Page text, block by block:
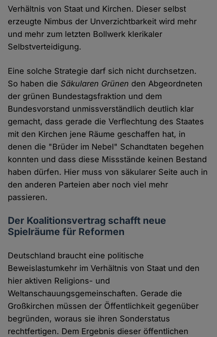
Verhältnis von Staat und Kirchen. Dieser selbst
erzeugte Nimbus der Unverzichtbarkeit wird mehr
und mehr zum letzten Bollwerk klerikaler
Selbstverteidigung.
Eine solche Strategie darf sich nicht durchsetzen.
So haben dieSäkularen Grünen den Abgeordneten
der grünen Bundestagsfraktion und dem
Bundesvorstand unmissverständlich deutlich klar
gemacht, dass gerade die Verflechtung des Staates
mit den Kirchen jene Räume geschaffen hat, in
denen die "Brüder im Nebel" Schandtaten begehen
konnten und dass diese Missstände keinen Bestand
haben dürfen. Hier muss von säkularer Seite auch in
den anderen Parteien aber noch viel mehr
passieren.
Der Koalitionsvertrag schafft neue
Spielräume für Reformen
Deutschland braucht eine politische
Beweislastumkehr im Verhältnis von Staat und den
hier aktiven Religions- und
Weltanschauungsgemeinschaften. Gerade die
Großkirchen müssen der Öffentlichkeit gegenüber
begründen, woraus sie ihren Sonderstatus
rechtfertigen. Dem Ergebnis dieser öffentlichen